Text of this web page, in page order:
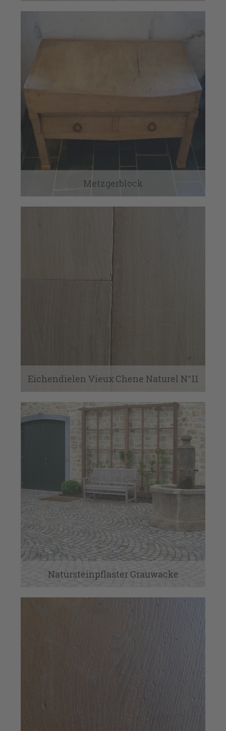
Metzgerblock
Eichendielen Vieux Chene Naturel N°11
Natursteinpflaster Grauwacke